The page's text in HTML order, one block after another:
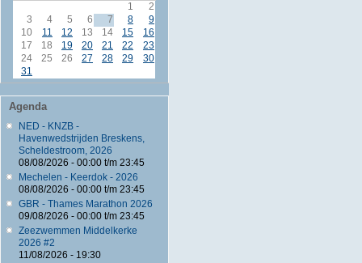
1
2
3
4 5 6 7 8
9
10
11 12 13 14 15
16
17
18 19 20 21 22
23
24
25 26 27 28 29
30
31
Agenda
NED - KNZB -
Havenwedstrijden Breskens,
Scheldestroom, 2026
08/08/2026 - 00:00t/m 23:45
Mechelen - Keerdok - 2026
08/08/2026 - 00:00t/m 23:45
GBR - Thames Marathon 2026
09/08/2026 - 00:00t/m 23:45
Zeezwemmen Middelkerke
2026 #2
11/08/2026 - 19:30